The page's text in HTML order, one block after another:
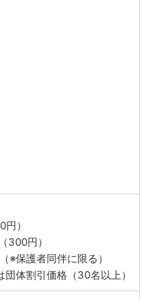
）
300円）
※保護者同伴に限る）
体割引価格（30名以上）